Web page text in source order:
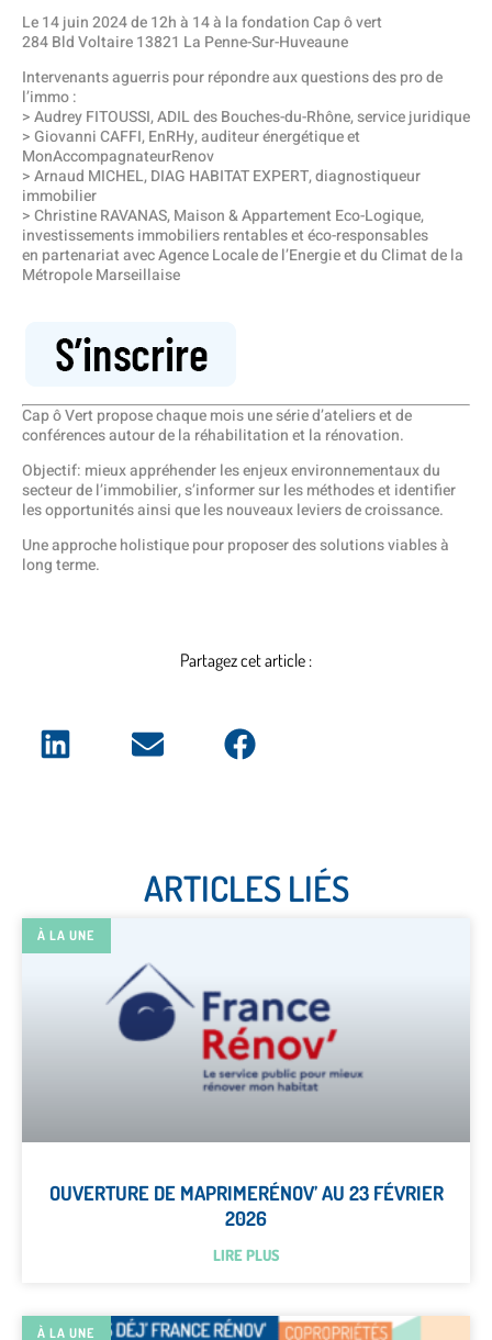
Le 14 juin 2024 de 12h à 14 à la fondation Cap ô vert
284 Bld Voltaire 13821 La Penne-Sur-Huveaune
Intervenants aguerris pour répondre aux questions des pro de
l’immo :
> Audrey FITOUSSI, ADIL des Bouches-du-Rhône, service juridique
> Giovanni CAFFI, EnRHy, auditeur énergétique et
MonAccompagnateurRenov
> Arnaud MICHEL, DIAG HABITAT EXPERT, diagnostiqueur
immobilier
> Christine RAVANAS, Maison & Appartement Eco-Logique,
investissements immobiliers rentables et éco-responsables
en partenariat avec Agence Locale de l’Energie et du Climat de la
Métropole Marseillaise
Cap ô Vert propose chaque mois une série d’ateliers et de
conférences autour de la réhabilitation et la rénovation.
Objectif: mieux appréhender les enjeux environnementaux du
secteur de l’immobilier, s’informer sur les méthodes et identifier
les opportunités ainsi que les nouveaux leviers de croissance.
Une approche holistique pour proposer des solutions viables à
long terme.
Partagez cet article :
ARTICLES LIÉS
À LA UNE
OUVERTURE DE MAPRIMERÉNOV’ AU 23 FÉVRIER
2026
LIRE PLUS
À LA UNE